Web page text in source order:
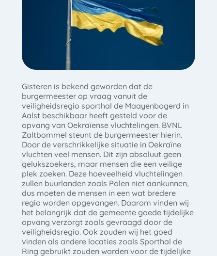
Gisteren is bekend geworden dat de
burgermeester op vraag vanuit de
veiligheidsregio sporthal de Maayenbogerd in
Aalst beschikbaar heeft gesteld voor de
opvang van Oekraïense vluchtelingen. BVNL
Zaltbommel steunt de burgermeester hierin.
Door de verschrikkelijke situatie in Oekraïne
vluchten veel mensen. Dit zijn absoluut geen
gelukszoekers, maar mensen die een veilige
plek zoeken. Deze hoeveelheid vluchtelingen
zullen buurlanden zoals Polen niet aankunnen,
dus moeten de mensen in een wat bredere
regio worden opgevangen. Daarom vinden wij
het belangrijk dat de gemeente goede tijdelijke
opvang verzorgt zoals gevraagd door de
veiligheidsregio. Ook zouden wij het goed
vinden als andere locaties zoals Sporthal de
Ring gebruikt zouden worden voor de tijdelijke